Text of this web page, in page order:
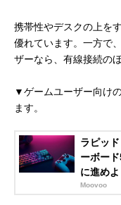
携帯性やデスクの上を
優れています。一方で
ザーなら、有線接続の
▼ゲームユーザー向け
ます。
ラピッ
ーボー
に進めよ
Moovoo